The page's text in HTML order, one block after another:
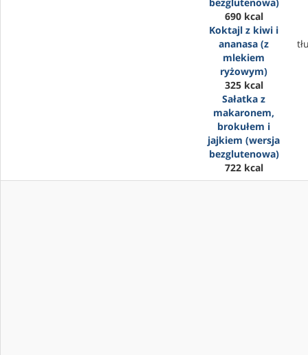
690 kcal
Koktajl z kiwi i
ananasa (z
mlekiem
ryżowym)
325 kcal
Sałatka z
makaronem,
brokułem i
jajkiem (wersja
bezglutenowa)
722 kcal